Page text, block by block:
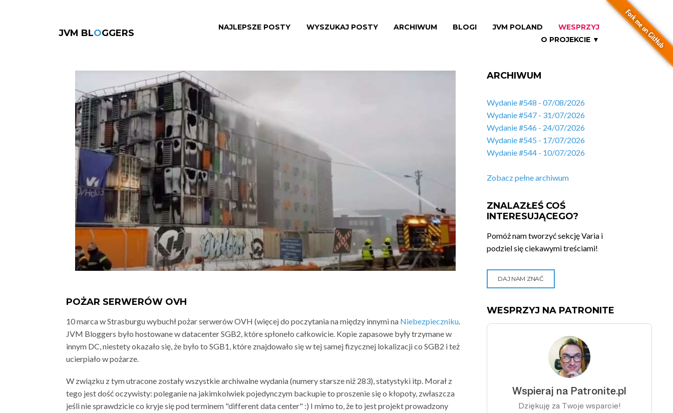
JVM BLOGGERS
NAJLEPSZE POSTY WYSZUKAJ POSTY ARCHIWUM BLOGI JVM POLAND
WESPRZYJ
O PROJEKCIE ▼
POŻAR SERWERÓW OVH
10 marca w Strasburgu wybuchł pożar serwerów OVH (więcej do poczytania na między innymi na Niebezpieczniku.
JVM Bloggers było hostowane w datacenter SGB2, które spłoneło całkowicie. Kopie zapasowe były trzymane w
innym DC, niestety okazało się, że było to SGB1, które znajdowało się w tej samej fizycznej lokalizacji co SGB2 i też
ucierpiało w pożarze.
W związku z tym utracone zostały wszystkie archiwalne wydania (numery starsze niż 283), statystyki itp. Morał z
tego jest dość oczywisty: poleganie na jakimkolwiek pojedynczym backupie to proszenie się o kłopoty, zwłaszcza
jeśli nie sprawdzicie co kryje się pod terminem "different data center" :) I mimo to, że to jest projekt prowadzony
ARCHIWUM
Wydanie #548 - 07/08/2026
Wydanie #547 - 31/07/2026
Wydanie #546 - 24/07/2026
Wydanie #545 - 17/07/2026
Wydanie #544 - 10/07/2026
Zobacz pełne archiwum
ZNALAZŁEŚ COŚ
INTERESUJĄCEGO?
Pomóż nam tworzyć sekcję Varia i
podziel się ciekawymi treściami!
DAJ NAM ZNAĆ
WESPRZYJ NA PATRONITE